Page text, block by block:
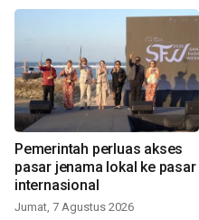
Pemerintah perluas akses
pasar jenama lokal ke pasar
internasional
Jumat, 7 Agustus 2026